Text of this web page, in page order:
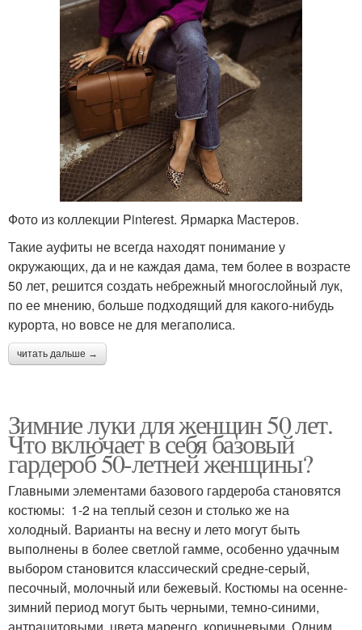
Фото из коллекции Pinterest. Ярмарка Мастеров.
Такие ауфиты не всегда находят понимание у
окружающих, да и не каждая дама, тем более в возрасте
50 лет, решится создать небрежный многослойный лук,
по ее мнению, больше подходящий для какого-нибудь
курорта, но вовсе не для мегаполиса.
читать дальше →
Зимние луки для женщин 50 лет.
Что включает в себя базовый
гардероб 50-летней женщины?
Главными элементами базового гардероба становятся
костюмы: 1-2 на теплый сезон и столько же на
холодный. Варианты на весну и лето могут быть
выполнены в более светлой гамме, особенно удачным
выбором становится классический средне-серый,
песочный, молочный или бежевый. Костюмы на осенне-
зимний период могут быть черными, темно-синими,
антрацитовыми, цвета маренго, коричневыми. Одним